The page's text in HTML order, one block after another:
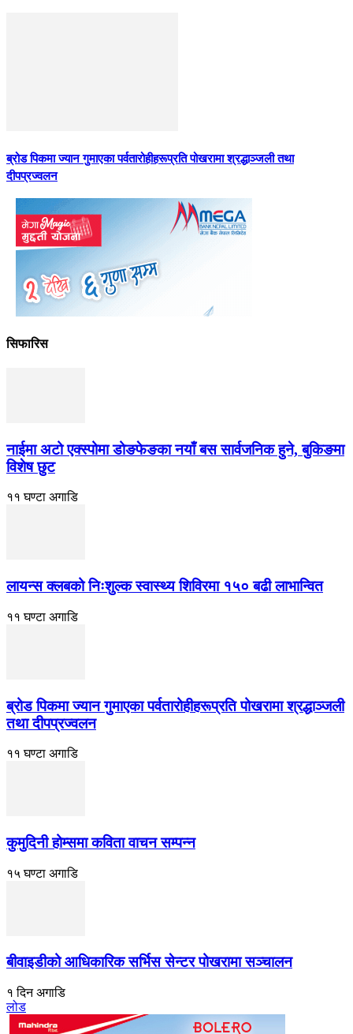
ब्रोड पिकमा ज्यान गुमाएका पर्वतारोहीहरूप्रति पोखरामा श्रद्धाञ्जली तथा
दीपप्रज्वलन
सिफारिस
नाईमा अटो एक्स्पोमा डोङफेङका नयाँ बस सार्वजनिक हुने, बुकिङमा
विशेष छुट
११ घण्टा अगाडि
लायन्स क्लबको निःशुल्क स्वास्थ्य शिविरमा १५० बढी लाभान्वित
११ घण्टा अगाडि
ब्रोड पिकमा ज्यान गुमाएका पर्वतारोहीहरूप्रति पोखरामा श्रद्धाञ्जली
तथा दीपप्रज्वलन
११ घण्टा अगाडि
कुमुदिनी होम्समा कविता वाचन सम्पन्न
१५ घण्टा अगाडि
बीवाइडीको आधिकारिक सर्भिस सेन्टर पोखरामा सञ्चालन
१ दिन अगाडि
लोड